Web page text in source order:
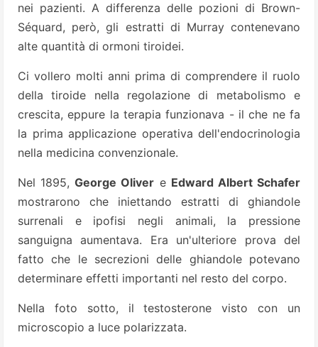
nei pazienti. A differenza delle pozioni di Brown-
Séquard, però, gli estratti di Murray contenevano
alte quantità di ormoni tiroidei.
Ci vollero molti anni prima di comprendere il ruolo
della tiroide nella regolazione di metabolismo e
crescita, eppure la terapia funzionava - il che ne fa
la prima applicazione operativa dell'endocrinologia
nella medicina convenzionale.
Nel 1895,George Oliver e Edward Albert Schafer
mostrarono che iniettando estratti di ghiandole
surrenali e ipofisi negli animali, la pressione
sanguigna aumentava. Era un'ulteriore prova del
fatto che le secrezioni delle ghiandole potevano
determinare effetti importanti nel resto del corpo.
Nella foto sotto, il testosterone visto con un
microscopio a luce polarizzata.